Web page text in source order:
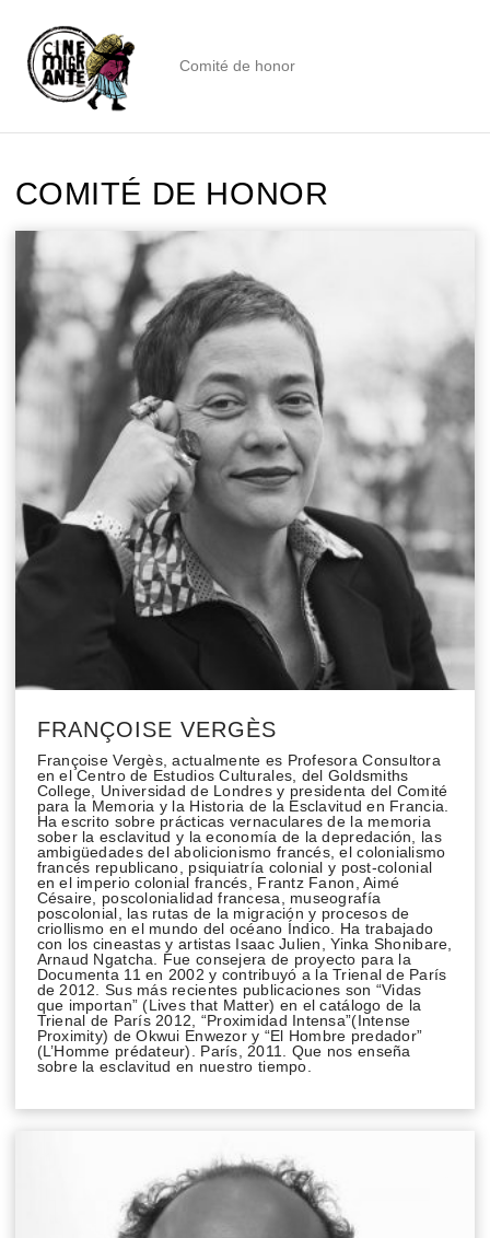
Comité de honor
COMITÉ DE HONOR
FRANÇOISE VERGÈS
Françoise Vergès, actualmente es Profesora Consultora
en el Centro de Estudios Culturales, del Goldsmiths
College, Universidad de Londres y presidenta del Comité
para la Memoria y la Historia de la Esclavitud en Francia.
Ha escrito sobre prácticas vernaculares de la memoria
sober la esclavitud y la economía de la depredación, las
ambigüedades del abolicionismo francés, el colonialismo
francés republicano, psiquiatría colonial y post-colonial
en el imperio colonial francés, Frantz Fanon, Aimé
Césaire, poscolonialidad francesa, museografía
poscolonial, las rutas de la migración y procesos de
criollismo en el mundo del océano Índico. Ha trabajado
con los cineastas y artistas Isaac Julien, Yinka Shonibare,
Arnaud Ngatcha. Fue consejera de proyecto para la
Documenta 11 en 2002 y contribuyó a la Trienal de París
de 2012. Sus más recientes publicaciones son “Vidas
que importan” (Lives that Matter) en el catálogo de la
Trienal de París 2012, “Proximidad Intensa”(Intense
Proximity) de Okwui Enwezor y “El Hombre predador”
(L’Homme prédateur). París, 2011. Que nos enseña
sobre la esclavitud en nuestro tiempo.